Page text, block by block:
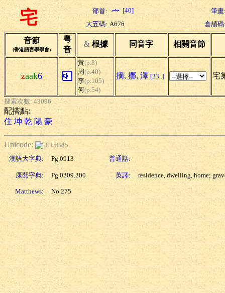
宅 部首: [40]
筆
大五碼: A676 倉頡
音節
(香港語言學學會)
粵
音
& 根據 同音字 相關音節
zaak6
黃(p.8)
周(p.40)
李(p.105)
何(p.54)
摘, 擲, 澤 [23..] 宅
搜索次數: 43096
配搭點:
住 坤 乾 陽 豪
Unicode:
U+5B85
漢語大字典:
Pg.0913 普通話:
康熙字典: Pg.0209.200 英譯: residence, dwelling, home;
Matthews: No.275